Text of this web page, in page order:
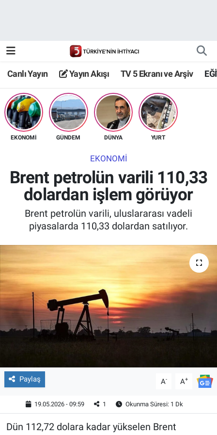
Canlı Yayın Yayın Akışı TV 5 Ekranı ve Arşiv
EKONOMİ GÜNDEM DÜNYA YURT
EKONOMİ
Brent petrolün varili 110,33
dolardan işlem görüyor
Brent petrolün varili, uluslararası vadeli
piyasalarda 110,33 dolardan satılıyor.
Paylaş A- A+
19.05.2026 - 09:59 1 Okunma Süresi: 1 Dk
Dün 112,72 dolara kadar yükselen Brent
TV 5 Ekranı ve Arşiv